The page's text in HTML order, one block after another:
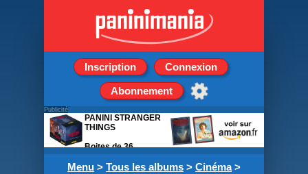
Inscription Connexion
Abonnement
Menu > Tous les albums > Cinéma>
Publicité
PANINI STRANGER
THINGS
Boites de 36
pochettes de 5
stickers